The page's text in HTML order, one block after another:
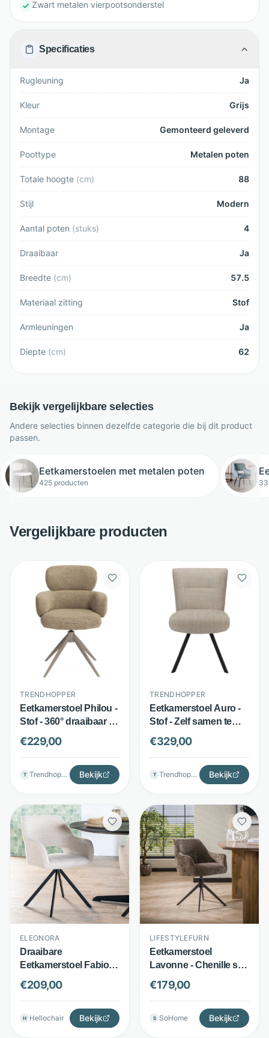
Zwart metalen vierpootsonderstel
Specificaties
Rugleuning Ja
Kleur Grijs
Montage Gemonteerd geleverd
Poottype Metalen poten
Totale hoogte (cm) 88
Stijl Modern
Aantal poten (stuks) 4
Draaibaar Ja
Breedte (cm) 57.5
Materiaal zitting Stof
Armleuningen Ja
Diepte (cm) 62
Bekijk vergelijkbare selecties
Andere selecties binnen dezelfde categorie die bij dit product
passen.
Eetkamerstoelen met metalen poten
425 producten
Vergelijkbare producten
TRENDHOPPER
Eetkamerstoel Philou -
Stof - 360° draaibaar -
Sesame - Trendhopper
€229,00
T Trendhopper Bekijk
TRENDHOPPER
Eetkamerstoel Auro -
Stof - Zelf samen te
stellen - Beige -
Trendhopper
€329,00
T Trendhopper Bekijk
ELEONORA
Draaibare
Eetkamerstoel Fabio -
Bouclé stof & metalen
onderstel - Met
opening in rug - Beige
- Eleonora
€209,00
H Hellochair Bekijk
LIFESTYLEFURN
Eetkamerstoel
Lavonne - Chenille stof
- 360° draaibaar met
armleuningen - Taupe -
LifestyleFurn
€179,00
S SoHome Bekijk